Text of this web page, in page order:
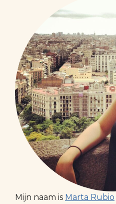
Mijn naam is Marta Rubio